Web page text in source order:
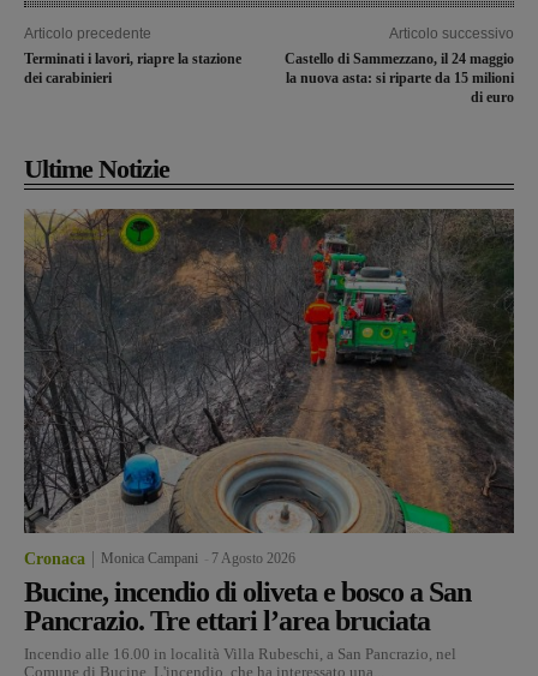
Articolo precedente
Terminati i lavori, riapre la stazione
dei carabinieri
Articolo successivo
Castello di Sammezzano, il 24 maggio
la nuova asta: si riparte da 15 milioni
di euro
Ultime Notizie
Cronaca Monica Campani 7 Agosto 2026
Bucine, incendio di oliveta e bosco a San
Pancrazio. Tre ettari l’area bruciata
Incendio alle 16.00 in località Villa Rubeschi, a San Pancrazio, nel
Comune di Bucine. L'incendio, che ha interessato una...